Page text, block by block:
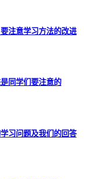
注意学习方法的改进
同学们要注意的
习问题及我们的回答